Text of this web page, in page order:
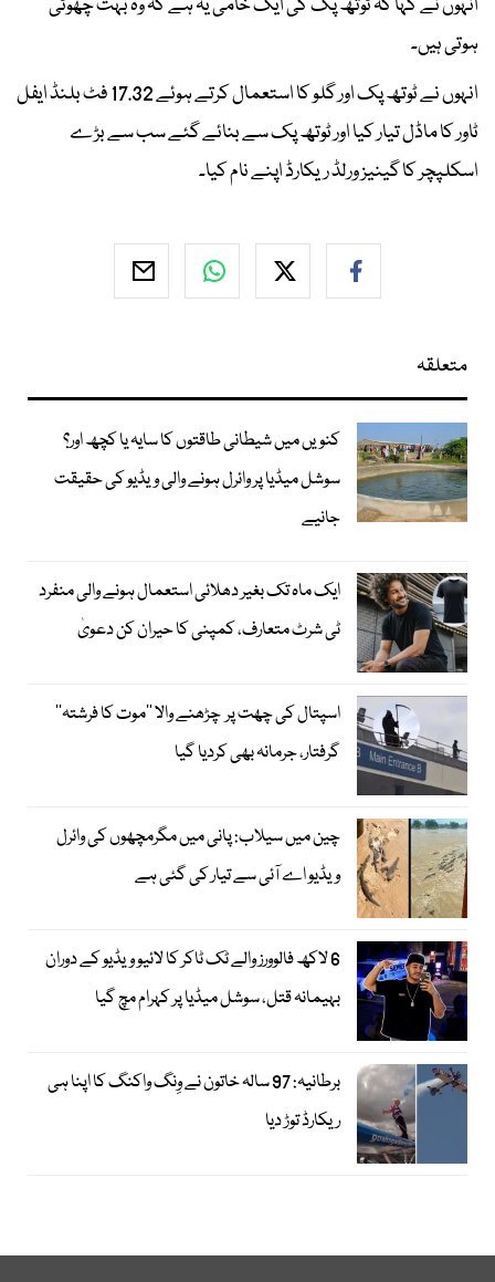
انہوں نے کہا کہ ٹوتھ پک کی ایک خامی یہ ہے کہ وہ بہت چھوٹی
ہوتی ہیں۔
انہوں نے ٹوتھ پک اور گلو کا استعمال کرتے ہوئے 17.32 فٹ بلنڈ ایفل
ٹاور کا ماڈل تیار کیا اور ٹوتھ پک سے بنائے گئے سب سے بڑے
اسکلپچر کا گینیز ورلڈ ریکارڈ اپنے نام کیا۔
متعلقہ
کنویں میں شیطانی طاقتوں کا سایہ یا کچھ اور؟
سوشل میڈیا پر وائرل ہونے والی ویڈیو کی حقیقت
جانیے
ایک ماہ تک بغیر دھلائی استعمال ہونے والی منفرد
ٹی شرٹ متعارف، کمپنی کا حیران کن دعویٰ
اسپتال کی چھت پر چڑھنے والا ’’موت کا فرشتہ‘‘
گرفتار، جرمانہ بھی کردیا گیا
چین میں سیلاب: پانی میں مگرمچھوں کی وائرل
ویڈیو اے آئی سے تیار کی گئی ہے
6 لاکھ فالوورز والے ٹک ٹاکر کا لائیو ویڈیو کے دوران
بہیمانہ قتل، سوشل میڈیا پر کہرام مچ گیا
برطانیہ: 97 سالہ خاتون نے وِنگ واکنگ کا اپنا ہی
ریکارڈ توڑ دیا